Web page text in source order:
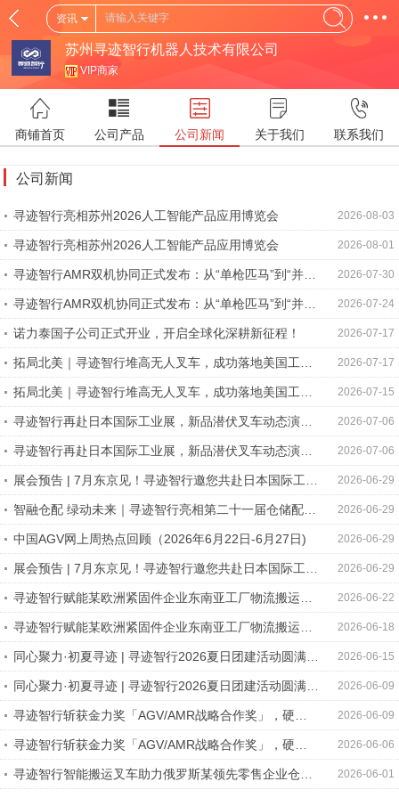
资讯
苏州寻迹智行机器人技术有限公司
VIP商家
商铺首页 公司产品 公司新闻 关于我们 联系我们
公司新闻
寻迹智行亮相苏州2026人工智能产品应用博览会 2026-08-03
寻迹智行亮相苏州2026人工智能产品应用博览会 2026-08-01
寻迹智行AMR双机协同正式发布：从“单枪匹马”到“并肩
作战”的跨越
2026-07-30
寻迹智行AMR双机协同正式发布：从“单枪匹马”到“并肩
作战”的跨越
2026-07-24
诺力泰国子公司正式开业，开启全球化深耕新征程！ 2026-07-17
拓局北美｜寻迹智行堆高无人叉车，成功落地美国工厂
智能仓储项目
2026-07-17
拓局北美｜寻迹智行堆高无人叉车，成功落地美国工厂
智能仓储项目
2026-07-15
寻迹智行再赴日本国际工业展，新品潜伏叉车动态演示
实力圈粉
2026-07-06
寻迹智行再赴日本国际工业展，新品潜伏叉车动态演示
实力圈粉
2026-07-06
展会预告 | 7月东京见！寻迹智行邀您共赴日本国际工业
展
2026-06-29
智融仓配 绿动未来｜寻迹智行亮相第二十一届仓储配送
大会
2026-06-29
中国AGV网上周热点回顾（2026年6月22日-6月27日) 2026-06-29
展会预告 | 7月东京见！寻迹智行邀您共赴日本国际工业
展
2026-06-29
寻迹智行赋能某欧洲紧固件企业东南亚工厂物流搬运智
能升级
2026-06-22
寻迹智行赋能某欧洲紧固件企业东南亚工厂物流搬运智
能升级
2026-06-18
同心聚力·初夏寻迹 | 寻迹智行2026夏日团建活动圆满举
行
2026-06-15
同心聚力·初夏寻迹 | 寻迹智行2026夏日团建活动圆满举
行
2026-06-09
寻迹智行斩获金力奖「AGV/AMR战略合作奖」，硬核
实力再获行业权威认证
2026-06-09
寻迹智行斩获金力奖「AGV/AMR战略合作奖」，硬核
实力再获行业权威认证
2026-06-06
寻迹智行智能搬运叉车助力俄罗斯某领先零售企业仓储
智能化升级
2026-06-01